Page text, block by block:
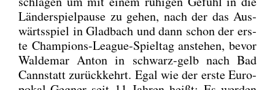
Län­der­spiel­pau­se zu gehen, nach der das Aus­
wärts­spiel in Glad­bach und dann schon der ers­
te Cham­pi­ons-League-Spiel­tag anste­hen, bevor
Wal­de­mar Anton in schwarz-gelb nach Bad
Cannstatt zurück­kehrt. Egal wie der ers­te Euro­